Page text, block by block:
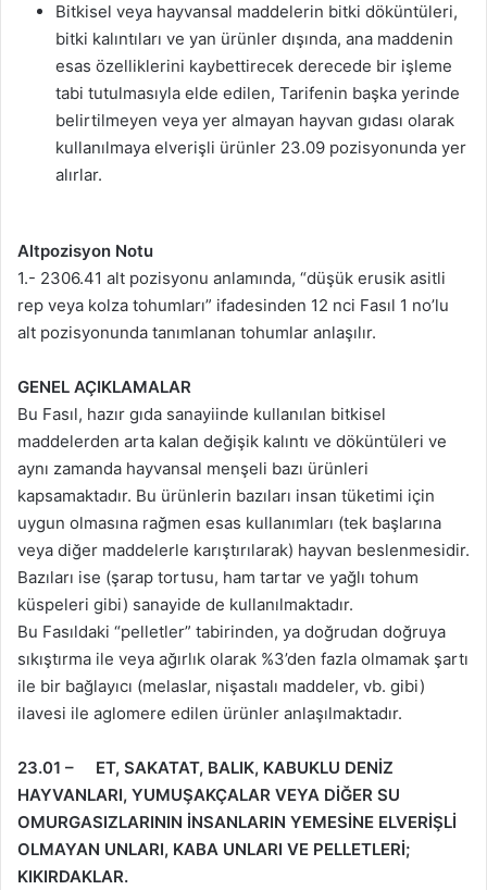
Bitkisel veya hayvansal maddelerin bitki döküntüleri,
bitki kalıntıları ve yan ürünler dışında, ana maddenin
esas özelliklerini kaybettirecek derecede bir işleme
tabi tutulmasıyla elde edilen, Tarifenin başka yerinde
belirtilmeyen veya yer almayan hayvan gıdası olarak
kullanılmaya elverişli ürünler 23.09 pozisyonunda yer
alırlar.
Altpozisyon Notu
1.- 2306.41 alt pozisyonu anlamında, “düşük erusik asitli
rep veya kolza tohumları” ifadesinden 12 nci Fasıl 1 no’lu
alt pozisyonunda tanımlanan tohumlar anlaşılır.
GENEL AÇIKLAMALAR
Bu Fasıl, hazır gıda sanayiinde kullanılan bitkisel
maddelerden arta kalan değişik kalıntı ve döküntüleri ve
aynı zamanda hayvansal menşeli bazı ürünleri
kapsamaktadır. Bu ürünlerin bazıları insan tüketimi için
uygun olmasına rağmen esas kullanımları (tek başlarına
veya diğer maddelerle karıştırılarak) hayvan beslenmesidir.
Bazıları ise (şarap tortusu, ham tartar ve yağlı tohum
küspeleri gibi) sanayide de kullanılmaktadır.
Bu Fasıldaki “pelletler” tabirinden, ya doğrudan doğruya
sıkıştırma ile veya ağırlık olarak %3’den fazla olmamak şartı
ile bir bağlayıcı (melaslar, nişastalı maddeler, vb. gibi)
ilavesi ile aglomere edilen ürünler anlaşılmaktadır.
23.01 – ET, SAKATAT, BALIK, KABUKLU DENİZ
HAYVANLARI, YUMUŞAKÇALAR VEYA DİĞER SU
OMURGASIZLARININ İNSANLARIN YEMESİNE ELVERİŞLİ
OLMAYAN UNLARI, KABA UNLARI VE PELLETLERİ;
KIKIRDAKLAR.